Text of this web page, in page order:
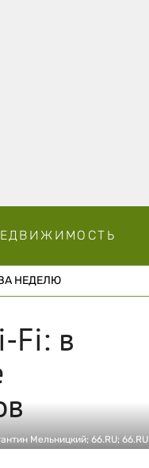
НЕДЕЛЮ
Fi: в
Мельницкий; 66.RU; 66.RU